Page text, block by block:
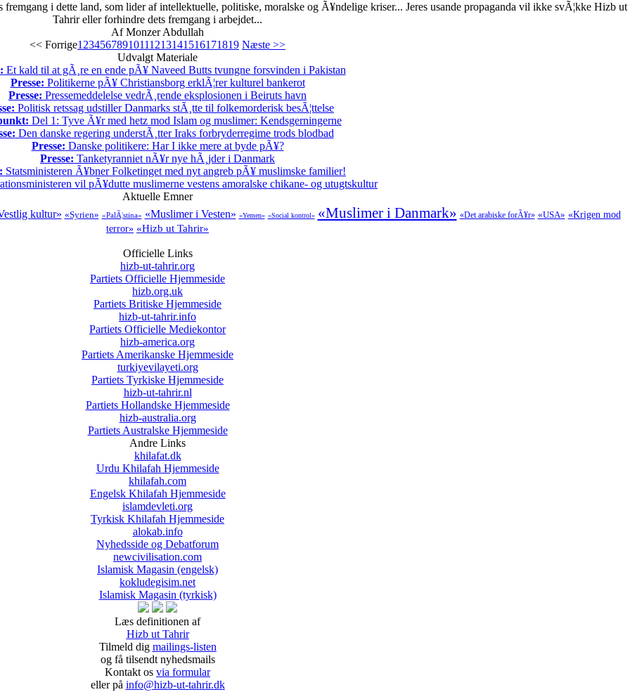
i dette land, som lider af intellektuelle, politiske, moralske og Ã¥ndelige kriser... Jeres usande propaganda vil ikke svÃ¦kke Hizb ut
Tahrir eller forhindre dets fremgang i arbejdet...
Af Monzer Abdullah
<< Forrige1 2345678910111213141516171819 Næste >>
Udvalgt Materiale
Et kald til at gÃ¸re en ende pÃ¥ Naveed Butts tvungne forsvinden i Pakistan
Presse: Politikerne pÃ¥ Christiansborg erklÃ¦rer kulturel bankerot
Presse: Pressemeddelelse vedrÃ¸rende eksplosionen i Beiruts havn
Politisk retssag udstiller Danmarks stÃ¸tte til folkemorderisk besÃ¦ttelse
Del 1: Tyve Ã¥r med hetz mod Islam og muslimer: Kendsgerningerne
Den danske regering understÃ¸tter Iraks forbryderregime trods blodbad
Presse: Danske politikere: Har I ikke mere at byde pÃ¥?
Presse: Tanketyranniet nÃ¥r nye hÃ¸jder i Danmark
Statsministeren Ã¥bner Folketinget med nyt angreb pÃ¥ muslimske familier!
vil pÃ¥dutte muslimerne vestens amoralske chikane- og utugtskultur
Aktuelle Emner
kultur» «Syrien» «PalÃ¦stina» «Muslimer i Vesten» «Yemen» «Social kontrol» «Muslimer i Danmark» «Det arabiske forÃ¥r» «USA» «Krigen mod
terror» «Hizb ut Tahrir»
Officielle Links
hizb-ut-tahrir.org
Partiets Officielle Hjemmeside
hizb.org.uk
Partiets Britiske Hjemmeside
hizb-ut-tahrir.info
Partiets Officielle Mediekontor
hizb-america.org
Partiets Amerikanske Hjemmeside
turkiyevilayeti.org
Partiets Tyrkiske Hjemmeside
hizb-ut-tahrir.nl
Partiets Hollandske Hjemmeside
hizb-australia.org
Partiets Australske Hjemmeside
Andre Links
khilafat.dk
Urdu Khilafah Hjemmeside
khilafah.com
Engelsk Khilafah Hjemmeside
islamdevleti.org
Tyrkisk Khilafah Hjemmeside
alokab.info
Nyhedsside og Debatforum
newcivilisation.com
Islamisk Magasin (engelsk)
kokludegisim.net
Islamisk Magasin (tyrkisk)
Læs definitionen af
Hizb ut Tahrir
Tilmeld dig mailings-listen
og få tilsendt nyhedsmails
Kontakt os via formular
eller på info@hizb-ut-tahrir.dk